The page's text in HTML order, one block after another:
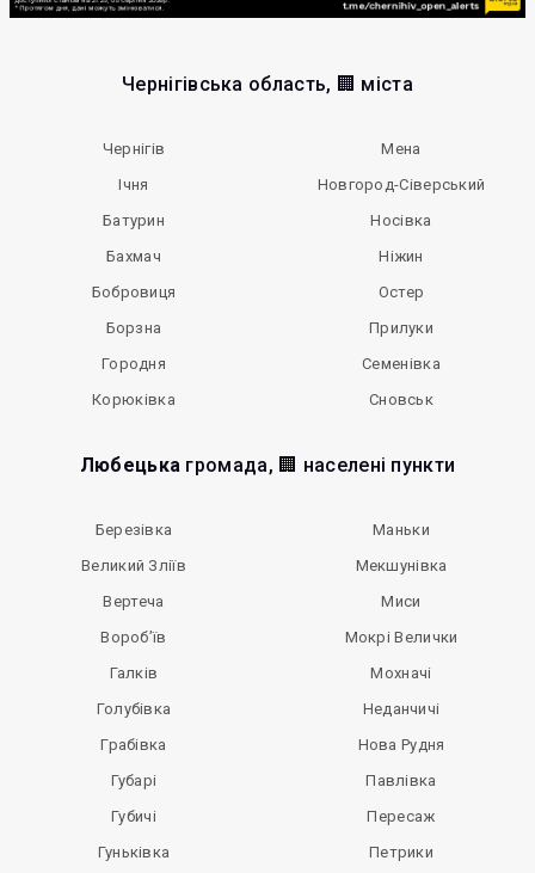
Чернігівська область, 🏢 міста
Чернігів
Ічня
Батурин
Бахмач
Бобровиця
Борзна
Городня
Корюківка
Мена
Новгород-Сіверський
Носівка
Ніжин
Остер
Прилуки
Семенівка
Сновськ
Любецька громада, 🏢 населені пункти
Березівка
Великий Зліїв
Вертеча
Вороб’їв
Галків
Голубівка
Грабівка
Губарі
Губичі
Гуньківка
Маньки
Мекшунівка
Миси
Мокрі Велички
Мохначі
Неданчичі
Нова Рудня
Павлівка
Пересаж
Петрики